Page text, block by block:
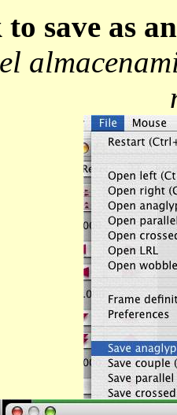
to save as